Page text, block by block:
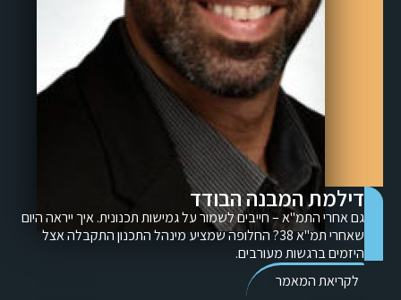
דילמת המבנה הבודד
גם אחרי התמ"א – חייבים לשמור על גמישות תכנונית. איך ייראה היום
שאחרי תמ"א 38? החלופה שמציע מינהל התכנון התקבלה אצל
היזמים ברגשות מעורבים.
לקריאת המאמר